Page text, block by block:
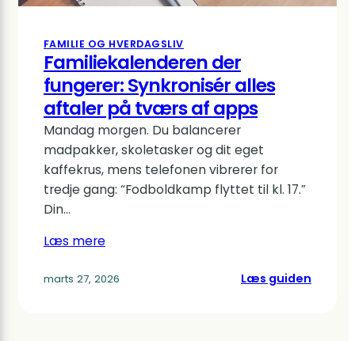
FAMILIE OG HVERDAGSLIV
Familiekalenderen der
fungerer: Synkronisér alles
aftaler på tværs af apps
Mandag morgen. Du balancerer
madpakker, skoletasker og dit eget
kaffekrus, mens telefonen vibrerer for
tredje gang: “Fodboldkamp flyttet til kl. 17.”
Din…
Læs mere
marts 27, 2026 Læs guiden